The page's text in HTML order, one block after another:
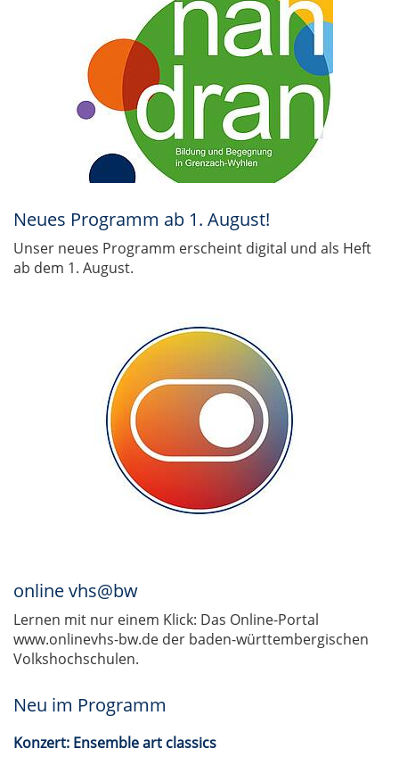
Neues Programm ab 1. August!
Unser neues Programm erscheint digital und als Heft
ab dem 1. August.
online vhs@bw
Lernen mit nur einem Klick: Das Online-Portal
www.onlinevhs-bw.de der baden-württembergischen
Volkshochschulen.
Neu im Programm
Konzert: Ensemble art classics